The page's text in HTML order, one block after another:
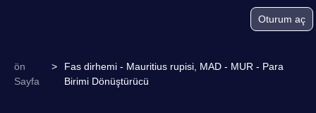
Oturum aç
ön
Sayfa
>
Fas dirhemi - Mauritius rupisi, MAD - MUR - Para
Birimi Dönüştürücü